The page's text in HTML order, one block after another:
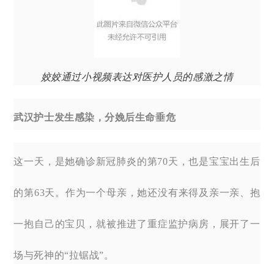
姣姣通过小视频表达对医护人员的感激之情
武汉护士发生感染，分娩后生命垂危
这一天，是她确诊新冠肺炎的第70天，也是宝宝出生后
的第63天。作为一个母亲，她还没有来得及亲一亲、抱
一抱自己的宝贝，就被推进了重症监护病房，展开了一
场与死神的“拉锯战”。